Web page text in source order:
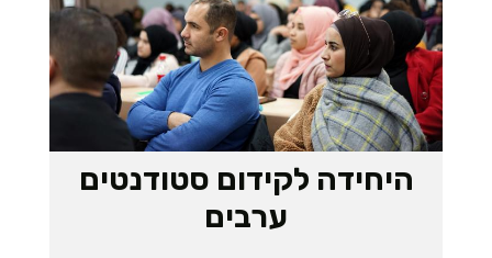
היחידה לקידום סטודנטים
ערבים